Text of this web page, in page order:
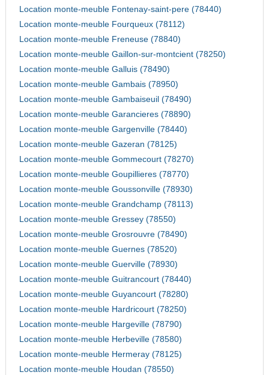
Location monte-meuble Fontenay-saint-pere (78440)
Location monte-meuble Fourqueux (78112)
Location monte-meuble Freneuse (78840)
Location monte-meuble Gaillon-sur-montcient (78250)
Location monte-meuble Galluis (78490)
Location monte-meuble Gambais (78950)
Location monte-meuble Gambaiseuil (78490)
Location monte-meuble Garancieres (78890)
Location monte-meuble Gargenville (78440)
Location monte-meuble Gazeran (78125)
Location monte-meuble Gommecourt (78270)
Location monte-meuble Goupillieres (78770)
Location monte-meuble Goussonville (78930)
Location monte-meuble Grandchamp (78113)
Location monte-meuble Gressey (78550)
Location monte-meuble Grosrouvre (78490)
Location monte-meuble Guernes (78520)
Location monte-meuble Guerville (78930)
Location monte-meuble Guitrancourt (78440)
Location monte-meuble Guyancourt (78280)
Location monte-meuble Hardricourt (78250)
Location monte-meuble Hargeville (78790)
Location monte-meuble Herbeville (78580)
Location monte-meuble Hermeray (78125)
Location monte-meuble Houdan (78550)